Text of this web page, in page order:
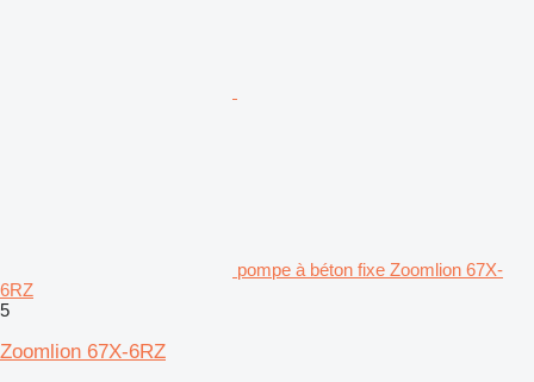
pompe à béton fixe Zoomlion 67X-
6RZ
5
Zoomlion 67X-6RZ